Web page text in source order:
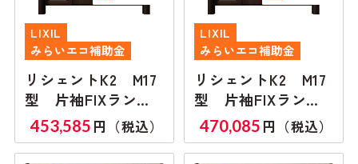
LIXIL
みらいエコ補助金
リシェントK2 M17
型 片袖FIXランマ
無し
453,585 円（税込）
LIXIL
みらいエコ補助金
リシェントK2 M17
型 片袖FIXランマ
付き
470,085 円（税込）